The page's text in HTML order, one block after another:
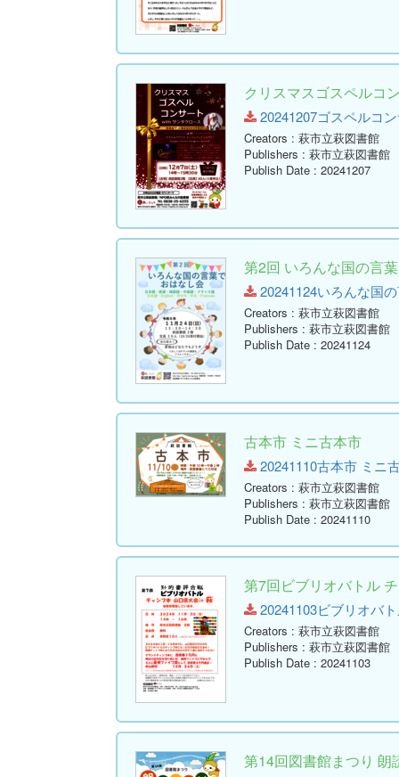
クリスマスゴスペルコ
20241207ゴスペルコ
Creators : 萩市立萩図書館
Publishers : 萩市立萩図書館
Publish Date : 20241207
第2回 いろんな国の言
20241124いろんな国
Creators : 萩市立萩図書館
Publishers : 萩市立萩図書館
Publish Date : 20241124
古本市 ミニ古本市
20241110古本市 ミニ
Creators : 萩市立萩図書館
Publishers : 萩市立萩図書館
Publish Date : 20241110
第7回ビブリオバトル
20241103ビブリオバ
Creators : 萩市立萩図書館
Publishers : 萩市立萩図書館
Publish Date : 20241103
第14回図書館まつり 朗